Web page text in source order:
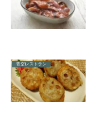
青空レストラン